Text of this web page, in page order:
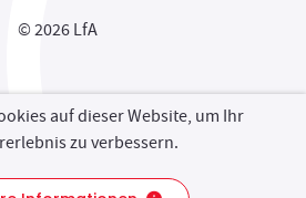
auf dieser Website, um Ihr
zu verbessern.
© 2026 LfA